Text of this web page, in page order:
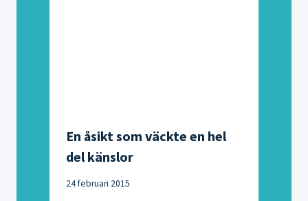
En åsikt som väckte en hel
del känslor
24 februari 2015